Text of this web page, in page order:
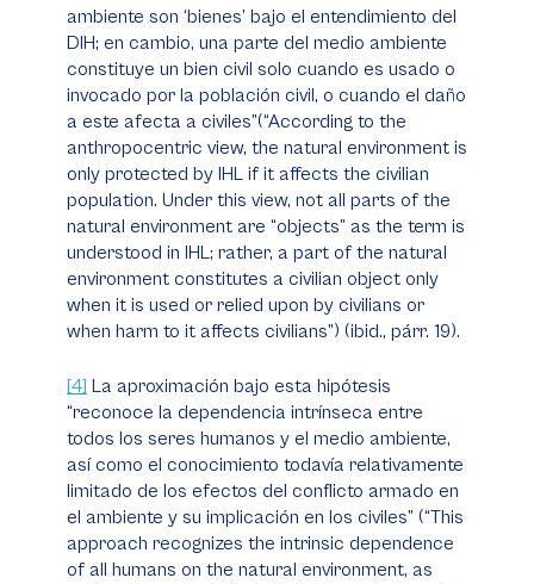
ambiente son ‘bienes’ bajo el entendimiento del
DIH; en cambio, una parte del medio ambiente
constituye un bien civil solo cuando es usado o
invocado por la población civil, o cuando el daño
a este afecta a civiles”(“According to the
anthropocentric view, the natural environment is
only protected by IHL if it affects the civilian
population. Under this view, not all parts of the
natural environment are “objects” as the term is
understood in IHL; rather, a part of the natural
environment constitutes a civilian object only
when it is used or relied upon by civilians or
when harm to it affects civilians”) (ibid., párr. 19).
[4] La aproximación bajo esta hipótesis
“reconoce la dependencia intrínseca entre
todos los seres humanos y el medio ambiente,
así como el conocimiento todavía relativamente
limitado de los efectos del conflicto armado en
el ambiente y su implicación en los civiles” (“This
approach recognizes the intrinsic dependence
of all humans on the natural environment, as